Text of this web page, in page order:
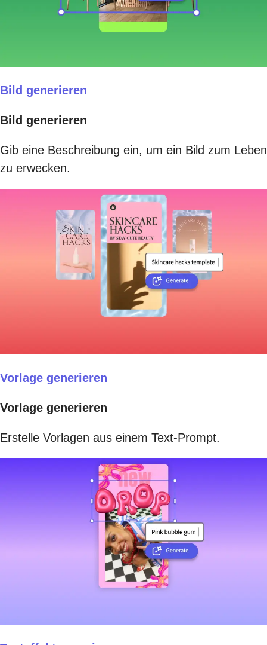
Bild generieren
Bild generieren
Gib eine Beschreibung ein, um ein Bild zum Leben
zu erwecken.
Vorlage generieren
Vorlage generieren
Erstelle Vorlagen aus einem Text-Prompt.